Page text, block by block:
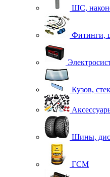
ШС,
Фитинги,
Кузов,
Шины,
ГСМ